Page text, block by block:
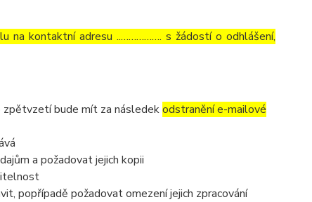
na kontaktní adresu ..……………. s žádostí o odhlášení,
zpětvzetí bude mít za následekodstranění e-mailové
a požadovat jejich kopii
popřípadě požadovat omezení jejich zpracování